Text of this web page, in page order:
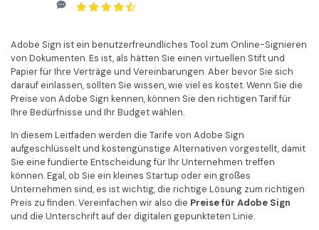
PDF OCR
PDF freigeben
eSign PDFs rechtmäßig Neu
Bildung
IT-Dienstleistung
Rechtliches
Kontakt zum Support
Benutzerhandbuch
PDFelement für Windows
PDFelement für Mac
PDFelement für iOS
PDFelement für Android
Mehr erfahren
Bewertungen
Adobe Sign ist ein benutzerfreundliches Tool zum Online-Signieren
von Dokumenten. Es ist, als hätten Sie einen virtuellen Stift und
Papier für Ihre Verträge und Vereinbarungen. Aber bevor Sie sich
darauf einlassen, sollten Sie wissen, wie viel es kostet. Wenn Sie die
Preise von Adobe Sign kennen, können Sie den richtigen Tarif für
Ihre Bedürfnisse und Ihr Budget wählen.
In diesem Leitfaden werden die Tarife von Adobe Sign
aufgeschlüsselt und kostengünstige Alternativen vorgestellt, damit
Sie eine fundierte Entscheidung für Ihr Unternehmen treffen
können. Egal, ob Sie ein kleines Startup oder ein großes
Unternehmen sind, es ist wichtig, die richtige Lösung zum richtigen
Preis zu finden. Vereinfachen wir also die Preise für Adobe Sign
und die Unterschrift auf der digitalen gepunkteten Linie.